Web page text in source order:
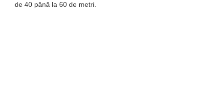
de 40 până la 60 de metri.